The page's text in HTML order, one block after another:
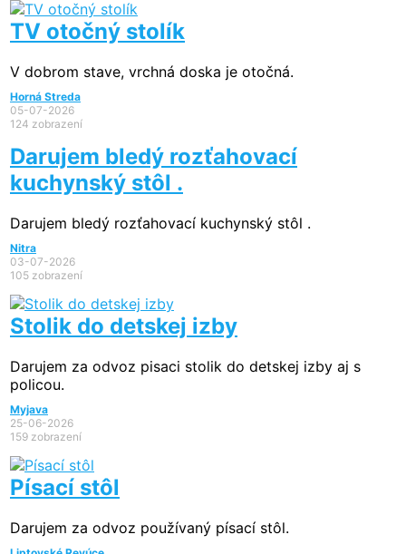
TV otočný stolík
V dobrom stave, vrchná doska je otočná.
Horná Streda
05-07-2026
124 zobrazení
Darujem bledý rozťahovací
kuchynský stôl .
Darujem bledý rozťahovací kuchynský stôl .
Nitra
03-07-2026
105 zobrazení
Stolik do detskej izby
Darujem za odvoz pisaci stolik do detskej izby aj s
policou.
Myjava
25-06-2026
159 zobrazení
Písací stôl
Darujem za odvoz používaný písací stôl.